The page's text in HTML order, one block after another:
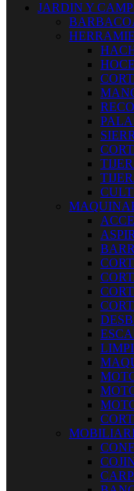
JARDIN Y